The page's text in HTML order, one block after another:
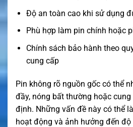
Độ an toàn cao khi sử dụng
Phù hợp làm pin chính hoặc
Chính sách bảo hành theo
cung cấp
Pin không rõ nguồn gốc có thể
đầy, nóng bất thường hoặc
định. Những vấn đề này có thể
hoạt động và ảnh hưởng đến